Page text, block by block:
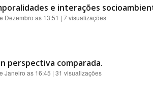
e interações
Dezembro as 13:51 | 7 visualizações
perspectiva comparada.
Janeiro as 16:45 | 31 visualizações